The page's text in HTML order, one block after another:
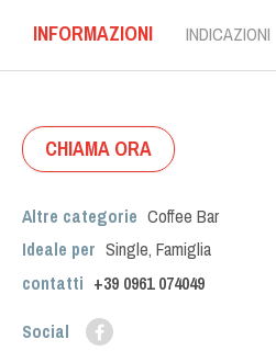
INFORMAZIONI INDICAZIONI
CHIAMA ORA
Altre categorie Coffee Bar
Ideale per Single, Famiglia
contatti +39 0961 074049
Social